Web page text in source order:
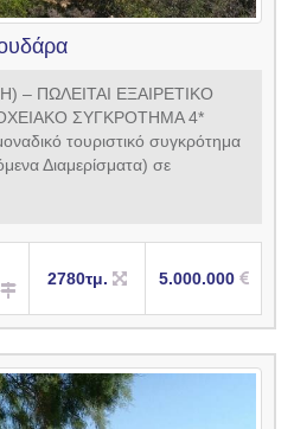
– ΠΩΛΕΙΤΑΙ ΕΞΑΙΡΕΤΙΚΟ
ΣΥΓΚΡΟΤΗΜΑ 4*
τουριστικό συγκρότημα
Διαμερίσματα) σε
2780τμ. 5.000.000